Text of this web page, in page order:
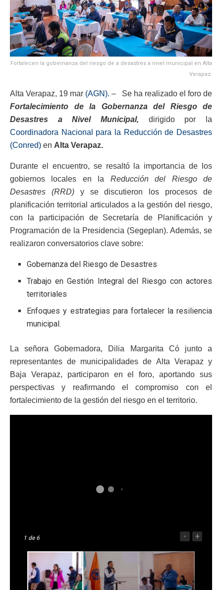
Fortalecen la gobernanza del riesgo de a desastres a nivel municipal en Alta
Verapaz.
Alta Verapaz, 19 mar (AGN). – Se ha realizado el foro de
Fortalecimiento de la Gobernanza del Riesgo de
Desastres a Nivel Municipal,
dirigido por la
Coordinadora Nacional para la Reducción de Desastres
(Conred) en Alta Verapaz.
Durante el encuentro, se resaltó la importancia de los
gobiernos locales en la Reducción del Riesgo de
Desastres (RRD)y se discutieron los procesos de
planificación territorial articulados a la gestión del riesgo,
con la participación de Secretaría de Planificación y
Programación de la Presidencia (Segeplan). Además, se
realizaron conversatorios clave sobre:
Gobernanza del Riesgo de Desastres
Trabajo en Gestión Integral del Riesgo con actores
territoriales
Enfoques y estrategias para fortalecer la resiliencia
municipal.
La señora Gobernadora, Dilia Margarita Có junto a
representantes de municipalidades de Alta Verapaz y
Baja Verapaz, participaron en el foro, aportando sus
perspectivas y reafirmando el compromiso con el
fortalecimiento de la gestión del riesgo en el territorio.
1 de 6 - +